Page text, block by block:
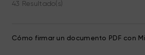
43 Resultado(s)
Cómo firmar un documento PDF con